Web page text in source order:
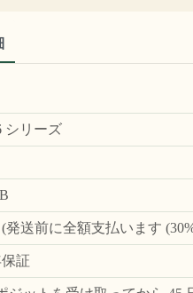
シリーズ
発送前に全額支払います
証